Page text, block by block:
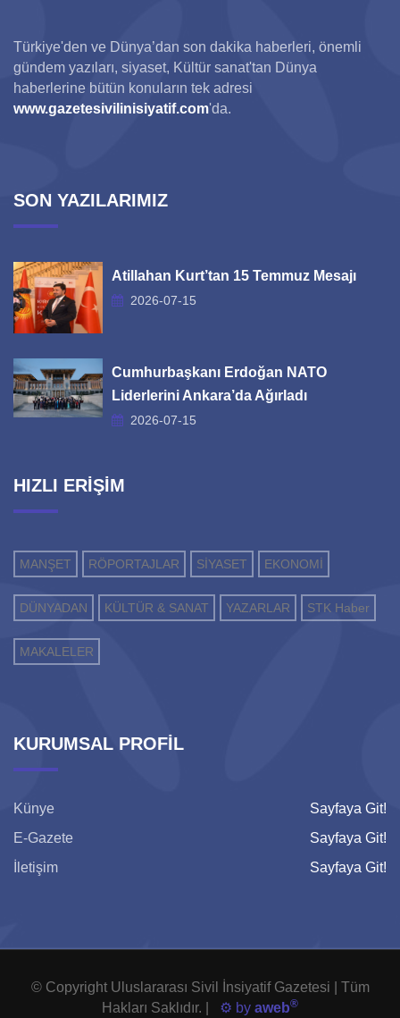
Türkiye'den ve Dünya’dan son dakika haberleri, önemli
gündem yazıları, siyaset, Kültür sanat'tan Dünya
haberlerine bütün konuların tek adresi
www.gazetesivilinisiyatif.com'da.
SON YAZILARIMIZ
Atillahan Kurt’tan 15 Temmuz Mesajı
2026-07-15
Cumhurbaşkanı Erdoğan NATO
Liderlerini Ankara’da Ağırladı
2026-07-15
HIZLI ERİŞİM
MANŞET RÖPORTAJLAR SİYASET EKONOMİ
DÜNYADAN KÜLTÜR & SANAT YAZARLAR STK Haber
MAKALELER
KURUMSAL PROFİL
Künye
Sayfaya Git!
E-Gazete
Sayfaya Git!
İletişim
Sayfaya Git!
© Copyright Uluslararası Sivil İnsiyatif Gazetesi | Tüm
Hakları Saklıdır. |
⚙️ by aweb®